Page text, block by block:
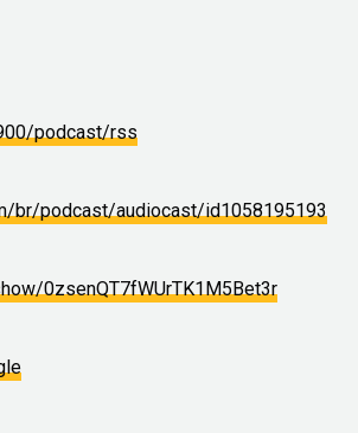
podcast/rss
br/podcast/audiocast/id1058195193
0zsenQT7fWUrTK1M5Bet3r